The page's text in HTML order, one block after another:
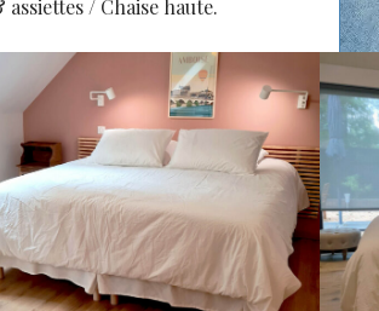
/ Chaise haute.